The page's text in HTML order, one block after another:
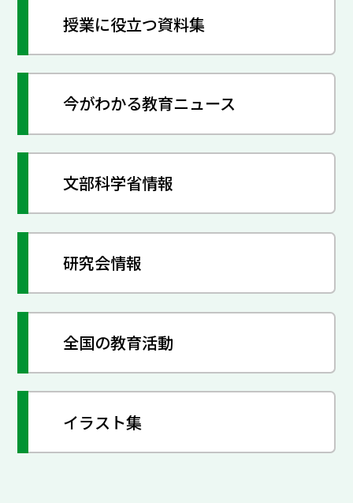
授業に役立つ資料集
今がわかる教育ニュース
文部科学省情報
研究会情報
全国の教育活動
イラスト集